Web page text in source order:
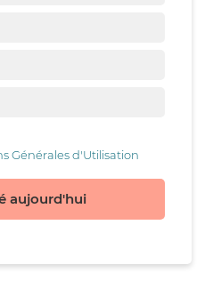
Générales d'Utilisation
aujourd'hui